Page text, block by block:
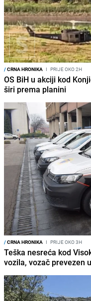
/CRNA HRONIKA I PRIJE OKO 2H
OS BiH u akciji kod
širi prema planini
/CRNA HRONIKA I PRIJE OKO 3H
Teška nesreća kod
vozila, vozač prevezen